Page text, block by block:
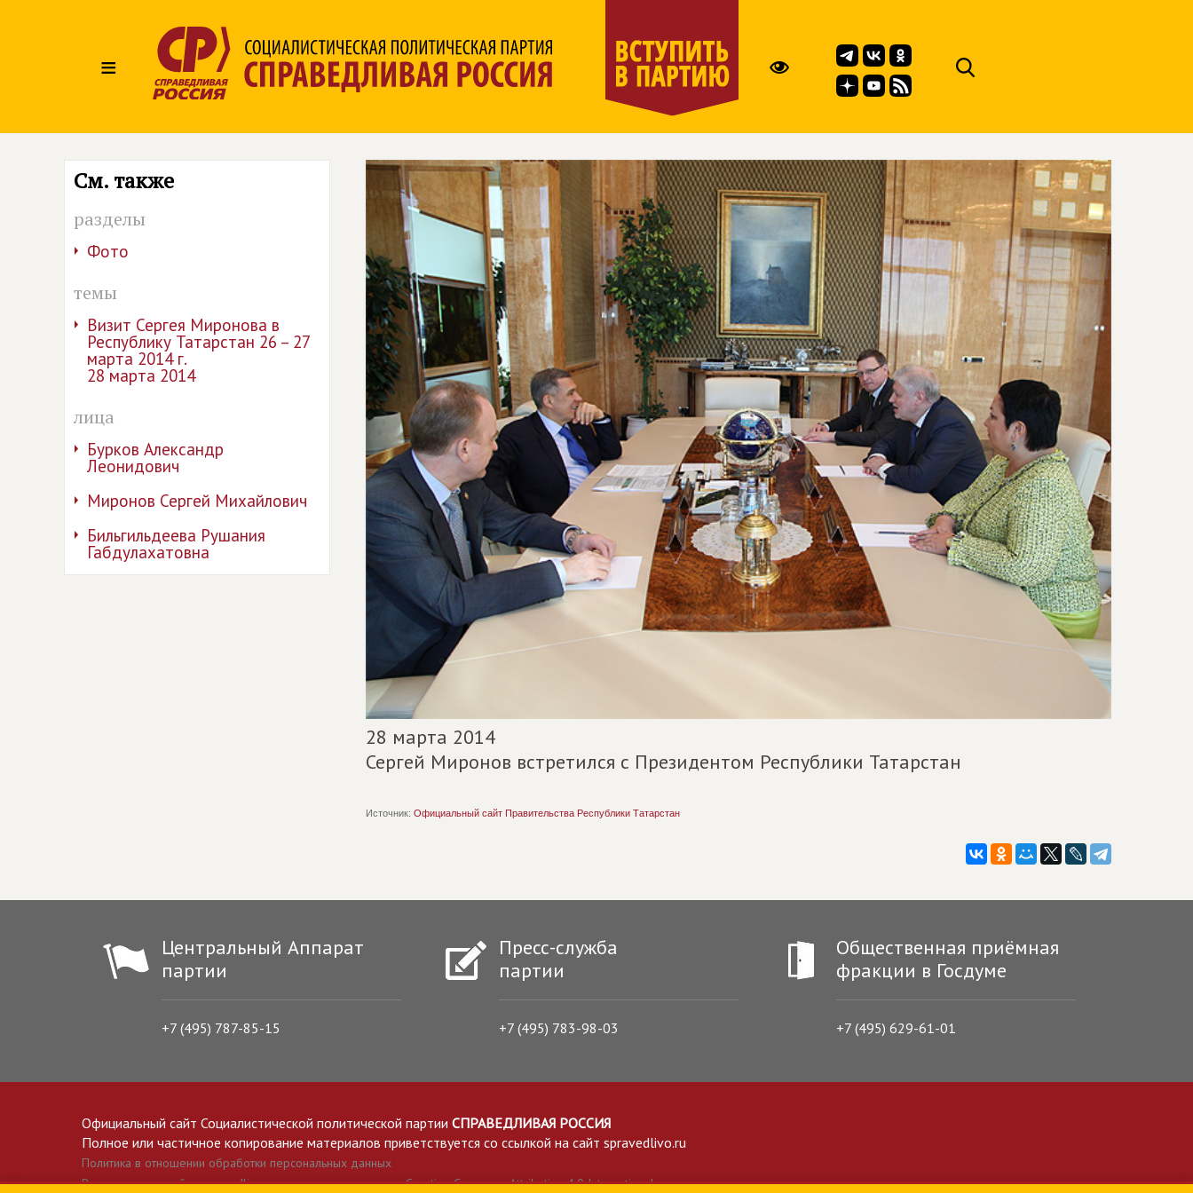
≡
См. также
разделы
Фото
темы
Визит Сергея Миронова в
Республику Татарстан 26 – 27
марта 2014 г.
28 марта 2014
лица
Бурков Александр
Леонидович
Миронов Сергей Михайлович
Бильгильдеева Рушания
Габдулахатовна
28 марта 2014
Сергей Миронов встретился с Президентом Республики Татарстан
Источник: Официальный сайт Правительства Республики Татарстан
Центральный Аппарат
партии
+7 (495) 787-85-15
Пресс-служба
партии
+7 (495) 783-98-03
Общественная приёмная
фракции в Госдуме
+7 (495) 629-61-01
Официальный сайт Социалистической политической партии СПРАВЕДЛИВАЯ РОССИЯ
Полное или частичное копирование материалов приветствуется со ссылкой на сайт spravedlivo.ru
Политика в отношении обработки персональных данных
Все материалы сайта spravedlivo.ru доступны по лицензии Creative Commons Attribution 4.0 International